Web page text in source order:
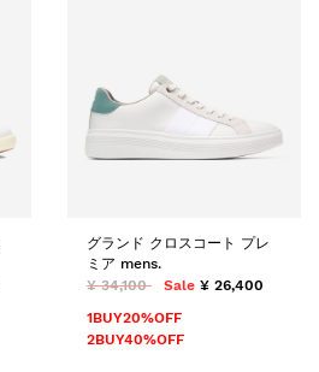
グランド クロスコート プレ
ミア mens.
¥ 34,100
Sale ¥ 26,400
1BUY20%OFF
2BUY40%OFF